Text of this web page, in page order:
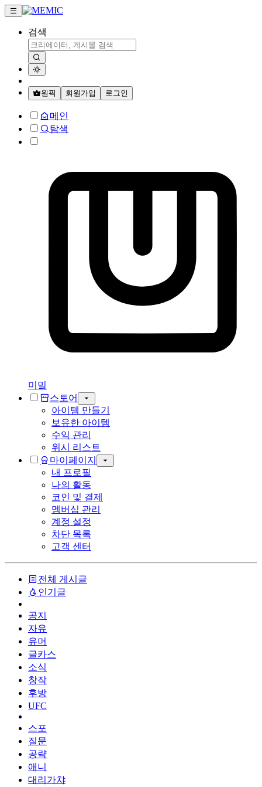
검색
원픽 회원가입 로그인
메인
탐색
미밐
스토어
아이템 만들기
보유한 아이템
수익 관리
위시 리스트
마이페이지
내 프로필
나의 활동
코인 및 결제
멤버십 관리
계정 설정
차단 목록
고객 센터
전체 게시글
인기글
공지
자유
유머
글카스
소식
창작
후방
UFC
스포
질문
공략
애니
대리가챠